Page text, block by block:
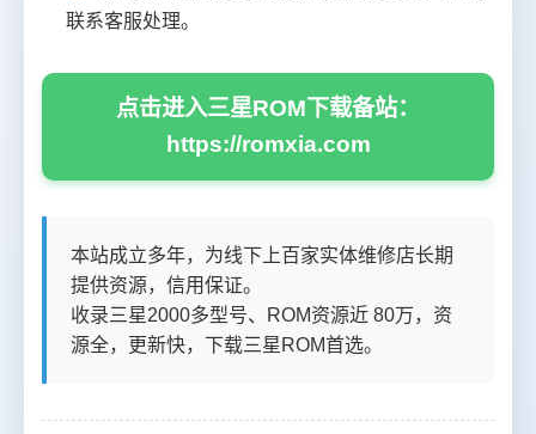
联系客服处理。
点击进入三星ROM下载备站：
https://romxia.com
本站成立多年，为线下上百家实体维修店长期
提供资源，信用保证。
收录三星2000多型号、ROM资源近 80万，资
源全，更新快，下载三星ROM首选。